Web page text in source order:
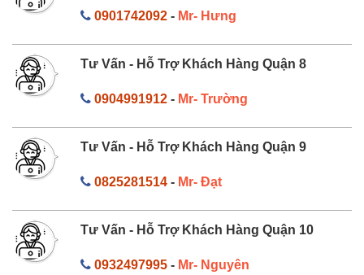
0901742092- Mr- Hưng
Tư Vấn - Hỗ Trợ Khách Hàng Quận 8
0904991912- Mr- Trường
Tư Vấn - Hỗ Trợ Khách Hàng Quận 9
0825281514- Mr- Đạt
Tư Vấn - Hỗ Trợ Khách Hàng Quận 10
0932497995- Mr- Nguyên